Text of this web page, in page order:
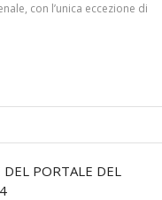
con l’unica eccezione di
PORTALE DEL